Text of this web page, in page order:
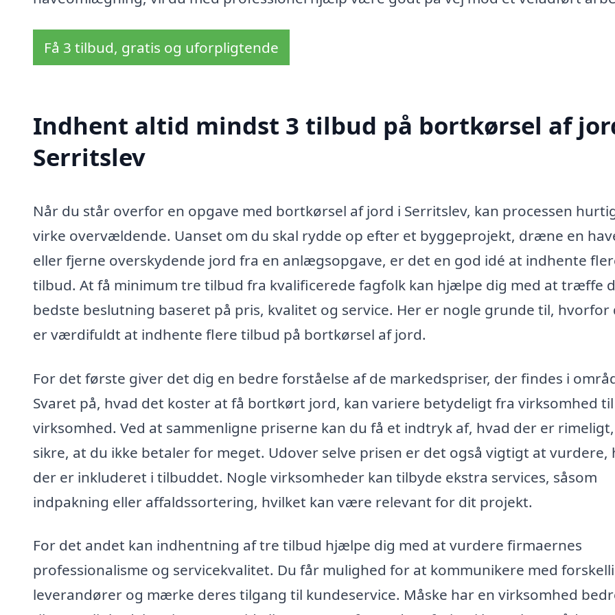
Få 3 tilbud, gratis og uforpligtende
Indhent altid mindst 3 tilbud på bortkørsel af
Serritslev
Når du står overfor en opgave med bortkørsel af jord i Serritslev, kan processen
virke overvældende. Uanset om du skal rydde op efter et byggeprojekt, dræne en
eller fjerne overskydende jord fra en anlægsopgave, er det en god idé at indhente
tilbud. At få minimum tre tilbud fra kvalificerede fagfolk kan hjælpe dig med at træffe
bedste beslutning baseret på pris, kvalitet og service. Her er nogle grunde til, hvorfor
er værdifuldt at indhente flere tilbud på bortkørsel af jord.
For det første giver det dig en bedre forståelse af de markedspriser, der findes i
Svaret på, hvad det koster at få bortkørt jord, kan variere betydeligt fra virksomhed til
virksomhed. Ved at sammenligne priserne kan du få et indtryk af, hvad der er
sikre, at du ikke betaler for meget. Udover selve prisen er det også vigtigt at vurdere,
der er inkluderet i tilbuddet. Nogle virksomheder kan tilbyde ekstra services, såsom
indpakning eller affaldssortering, hvilket kan være relevant for dit projekt.
For det andet kan indhentning af tre tilbud hjælpe dig med at vurdere firmaernes
professionalisme og servicekvalitet. Du får mulighed for at kommunikere med
leverandører og mærke deres tilgang til kundeservice. Måske har en virksomhed